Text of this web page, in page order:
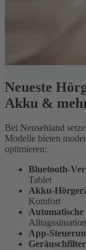
Neueste
Akku &
Bei Neusehland
Modelle bieten
optimieren:
Bluetooth-
Tablet
Akku-
Komfort
Automatische
App-